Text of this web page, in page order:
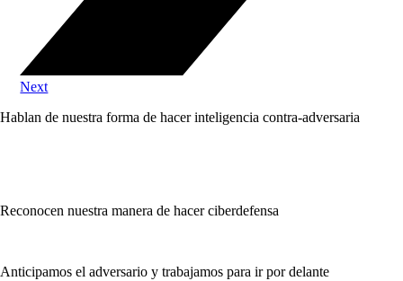
Next
Hablan de nuestra forma de hacer inteligencia contra-adversaria
Reconocen nuestra manera de hacer ciberdefensa
Anticipamos el adversario y trabajamos para ir por delante